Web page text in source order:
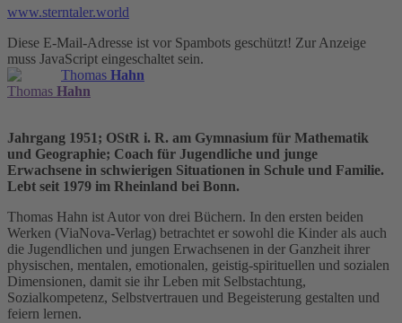
www.sterntaler.world
Diese E-Mail-Adresse ist vor Spambots geschützt! Zur Anzeige
muss JavaScript eingeschaltet sein.
Thomas Hahn
Thomas Hahn
Jahrgang 1951; OStR i. R. am Gymnasium für Mathematik
und Geographie; Coach für Jugendliche und junge
Erwachsene in schwierigen Situationen in Schule und Familie.
Lebt seit 1979 im Rheinland bei Bonn.
Thomas Hahn ist Autor von drei Büchern. In den ersten beiden
Werken (ViaNova-Verlag) betrachtet er sowohl die Kinder als auch
die Jugendlichen und jungen Erwachsenen in der Ganzheit ihrer
physischen, mentalen, emotionalen, geistig-spirituellen und sozialen
Dimensionen, damit sie ihr Leben mit Selbstachtung,
Sozialkompetenz, Selbstvertrauen und Begeisterung gestalten und
feiern lernen.